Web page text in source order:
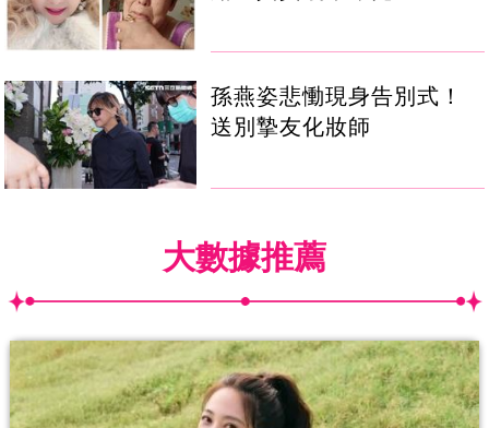
孫燕姿悲慟現身告別式！
送別摯友化妝師
大數據推薦